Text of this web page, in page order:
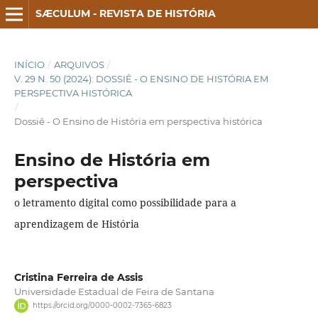
SÆCULUM - REVISTA DE HISTÓRIA
INÍCIO / ARQUIVOS /
V. 29 N. 50 (2024): DOSSIÊ - O ENSINO DE HISTÓRIA EM
PERSPECTIVA HISTÓRICA
/
Dossiê - O Ensino de História em perspectiva histórica
Ensino de História em
perspectiva
o letramento digital como possibilidade para a
aprendizagem de História
Cristina Ferreira de Assis
Universidade Estadual de Feira de Santana
https://orcid.org/0000-0002-7365-6823